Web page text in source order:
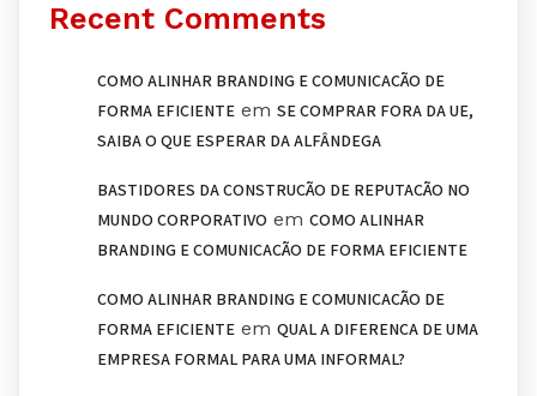
Recent Comments
COMO ALINHAR BRANDING E COMUNICAÇÃO DE
FORMA EFICIENTE em SE COMPRAR FORA DA UE,
SAIBA O QUE ESPERAR DA ALFÂNDEGA
BASTIDORES DA CONSTRUÇÃO DE REPUTAÇÃO NO
MUNDO CORPORATIVO em COMO ALINHAR
BRANDING E COMUNICAÇÃO DE FORMA EFICIENTE
COMO ALINHAR BRANDING E COMUNICAÇÃO DE
FORMA EFICIENTE em QUAL A DIFERENÇA DE UMA
EMPRESA FORMAL PARA UMA INFORMAL?